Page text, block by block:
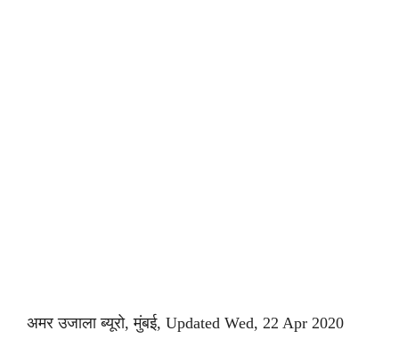
अमर उजाला ब्यूरो, मुंबई, Updated Wed, 22 Apr 2020